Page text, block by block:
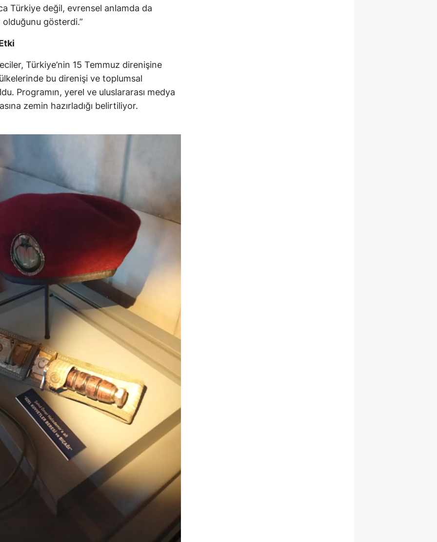
Şanlıurfa
Uşak
Van
Karaman
Kırıkkale
Batman
Bartın
Ardahan
Iğdır
Yalova
Karabük
Kilis
Osmaniye
Düzce
Türkiye değil, evrensel anlamda da
gösterdi.”
Türkiye’nin 15 Temmuz direnişine
bu direnişi ve toplumsal
Programın, yerel ve uluslararası medya
zemin hazırladığı belirtiliyor.